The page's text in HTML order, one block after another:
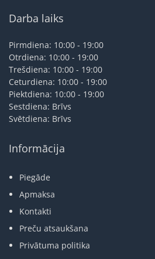
Darba laiks
Pirmdiena: 10:00 - 19:00
Otrdiena: 10:00 - 19:00
Trešdiena: 10:00 - 19:00
Ceturdiena: 10:00 - 19:00
Piektdiena: 10:00 - 19:00
Sestdiena: Brīvs
Svētdiena: Brīvs
Informācija
Piegāde
Apmaksa
Kontakti
Preču atsaukšana
Privātuma politika